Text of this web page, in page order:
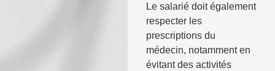
Le salarié doit également
respecter les
prescriptions du
médecin, notamment en
évitant des activités